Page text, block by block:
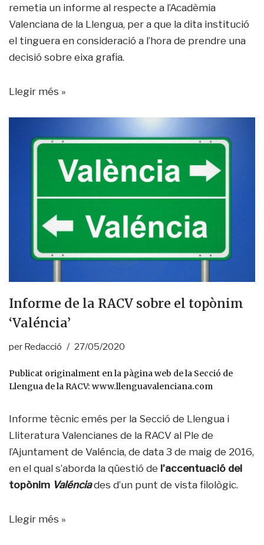
remetia un informe al respecte a l’Acadèmia
Valenciana de la Llengua, per a que la dita institució
el tinguera en consideració a l’hora de prendre una
decisió sobre eixa grafia.
Llegir més »
Informe de la RACV sobre el topònim
‘Valéncia’
per Redacció 27/05/2020
Publicat originalment en la pàgina web de la Secció de
Llengua de la RACV: www.llenguavalenciana.com
Informe tècnic emés per la Secció de Llengua i
Lliteratura Valencianes de la RACV al Ple de
l’Ajuntament de Valéncia, de data 3 de maig de 2016,
en el qual s’aborda la qüestió de l’accentuació del
topònim Valéncia des d’un punt de vista filològic.
Llegir més »